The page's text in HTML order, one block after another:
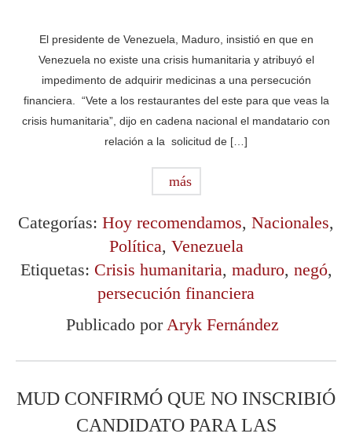
El presidente de Venezuela, Maduro, insistió en que en
Venezuela no existe una crisis humanitaria y atribuyó el
impedimento de adquirir medicinas a una persecución
financiera. “Vete a los restaurantes del este para que veas la
crisis humanitaria”, dijo en cadena nacional el mandatario con
relación a la solicitud de […]
más
Categorías: Hoy recomendamos, Nacionales,
Política, Venezuela
Etiquetas: Crisis humanitaria, maduro, negó,
persecución financiera
Publicado porAryk Fernández
MUD CONFIRMÓ QUE NO INSCRIBIÓ
CANDIDATO PARA LAS